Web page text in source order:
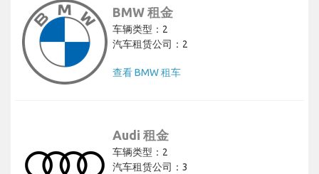
BMW 租金
车辆类型：2
汽车租赁公司：2
查看 BMW 租车
Audi 租金
车辆类型：2
汽车租赁公司：3